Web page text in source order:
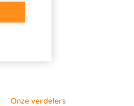
Onze verdelers